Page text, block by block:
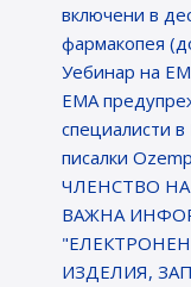
включени в
фармакопея
Уебинар на
EMA
специалисти
писалки
ЧЛЕНСТВО НА
ВАЖНА
ИЗДЕЛИЯ,